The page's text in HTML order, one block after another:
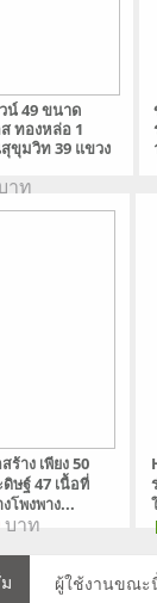
น์ 49 ขนาด
ทองหล่อ 1
ขุมวิท 39 แขวง
าท
าง เพียง 50
ษฐ์ 47 เนื้อที่
โพงพาง...
บาท
ผู้ใช้งานขณะ